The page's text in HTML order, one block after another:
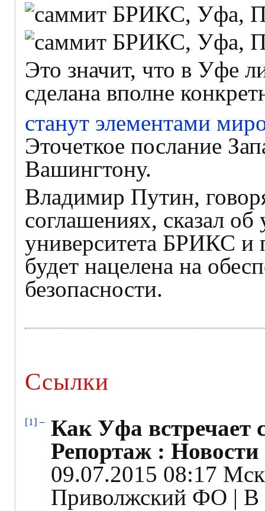
Это значит, что в Уфе
сделана вполне
станут элементами
Эточеткое послание
Вашингтону.
Владимир Путин,
соглашениях, сказал
университета БРИКС и
будет нацелена на
безопасности.
Ссылки
[1] – Как Уфа
Репортаж :
09.07.2015 08:17
Приволжский ФО | В